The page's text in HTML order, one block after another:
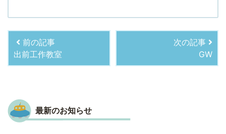
前の記事
出前工作教室
次の記事
GW
最新のお知らせ